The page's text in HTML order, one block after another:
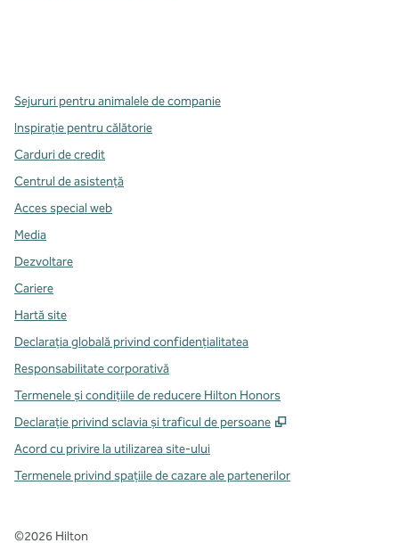
Sejururi pentru animalele de companie
Inspirație pentru călătorie
Carduri de credit
Centrul de asistență
Acces special web
Media
Dezvoltare
Cariere
Hartă site
Declarația globală privind confidenţialitatea
Responsabilitate corporativă
Termenele și condițiile de reducere Hilton Honors
Declarație privind sclavia și traficul de persoane
,
Acord cu privire la utilizarea site-ului
Termenele privind spațiile de cazare ale partenerilor
©2026 Hilton